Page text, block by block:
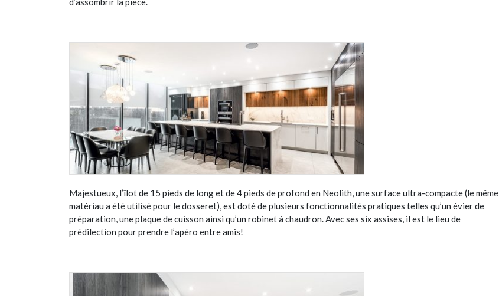
Majestueux, l’îlot de 15 pieds de long et de 4 pieds de profond en Neolith, une surface ultra-compacte (le même
matériau a été utilisé pour le dosseret), est doté de plusieurs fonctionnalités pratiques telles qu’un évier de
préparation, une plaque de cuisson ainsi qu’un robinet à chaudron. Avec ses six assises, il est le lieu de
prédilection pour prendre l’apéro entre amis!